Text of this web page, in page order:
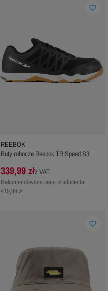
REEBOK
Buty robocze Reebok TR Speed S3
339,99 złz VAT
Rekomendowana cena producenta:
419,99 zł
favorite_border
favorite_border